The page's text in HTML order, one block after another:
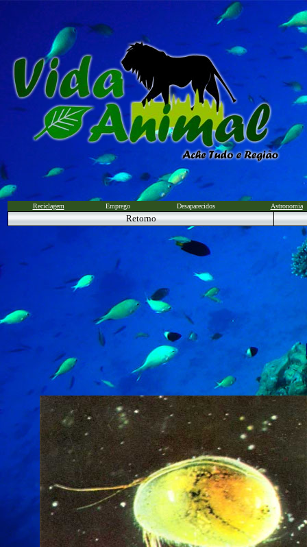
Reciclagem Emprego Desaparecidos Astronomia
Retorno